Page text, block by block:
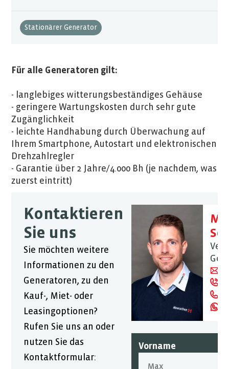
Stationärer Generator
Für alle Generatoren gilt:
- langlebiges witterungsbeständiges Gehäuse
- geringere Wartungskosten durch sehr gute
Zugänglichkeit
- leichte Handhabung durch Überwachung auf
Ihrem Smartphone, Autostart und elektronischen
Drehzahlregler
- Garantie über 2 Jahre/4.000 Bh (je nachdem, was
zuerst eintritt)
Kontaktieren
Sie uns
Sie möchten weitere
Informationen zu den
Generatoren, zu den
Kauf-, Miet- oder
Leasingoptionen?
Rufen Sie uns an oder
nutzen Sie das
Kontaktformular:
Vorname